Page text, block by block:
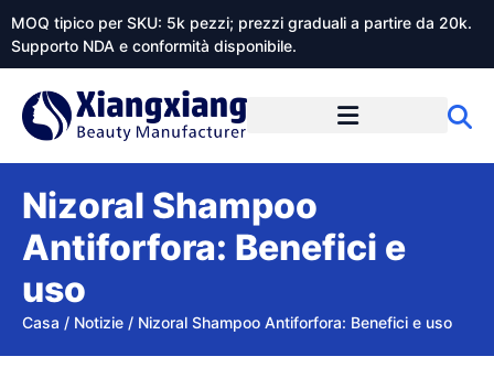
MOQ tipico per SKU: 5k pezzi; prezzi graduali a partire da 20k.
Supporto NDA e conformità disponibile.
Nizoral Shampoo
Antiforfora: Benefici e
uso
Casa / Notizie / Nizoral Shampoo Antiforfora: Benefici e uso